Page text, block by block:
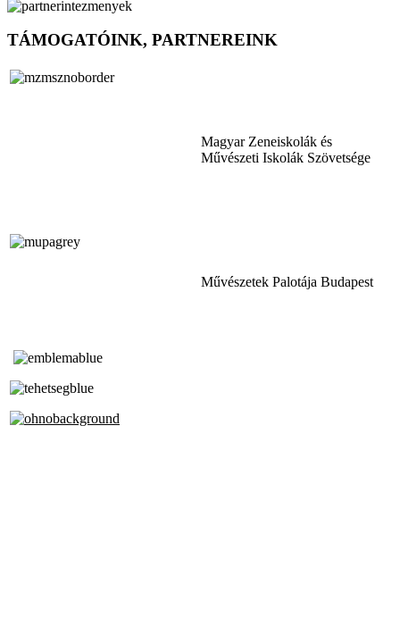
TÁMOGATÓINK, PARTNEREINK
Magyar Zeneiskolák és
Művészeti Iskolák Szövetsége
Művészetek Palotája Budapest